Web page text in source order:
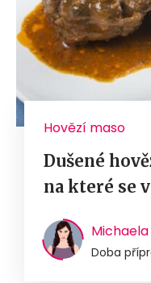
Hovězí maso
Dušené
na které se
Doba